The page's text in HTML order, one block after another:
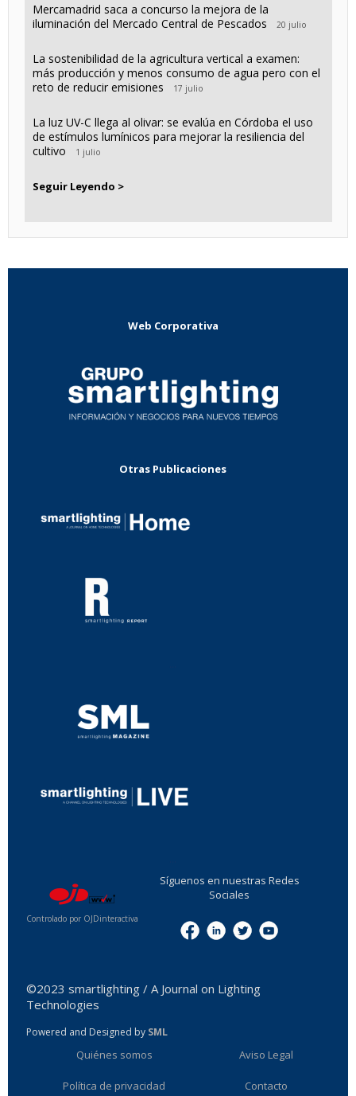
Mercamadrid saca a concurso la mejora de la
iluminación del Mercado Central de Pescados
20 julio
La sostenibilidad de la agricultura vertical a examen:
más producción y menos consumo de agua pero con el
reto de reducir emisiones
17 julio
La luz UV-C llega al olivar: se evalúa en Córdoba el uso
de estímulos lumínicos para mejorar la resiliencia del
cultivo
1 julio
Seguir Leyendo >
Web Corporativa
Otras Publicaciones
Controlado por OJDinteractiva
Síguenos en nuestras Redes
Sociales
©2023 smartlighting / A Journal on Lighting
Technologies
Powered and Designed by SML
Quiénes somos Aviso Legal
Política de privacidad Contacto